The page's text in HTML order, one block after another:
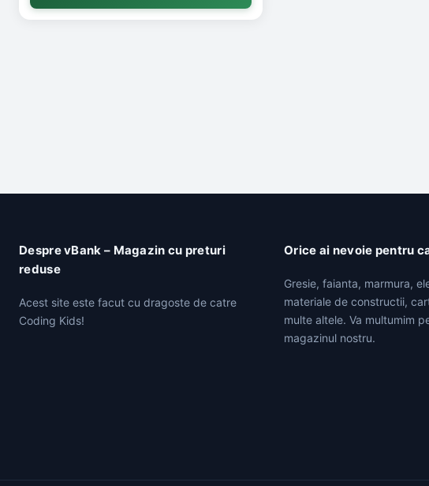
Despre vBank – Magazin cu preturi
reduse
Acest site este facut cu dragoste de catre
Coding Kids!
Orice ai nevoie pentru
Gresie, faianta, marmura,
materiale de constructii,
multe altele. Va multumim
magazinul nostru.